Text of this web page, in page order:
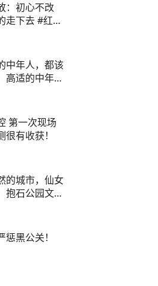
：初心不改
走下去 #红船
中年人，都该
高适的中年逆
第一次现场
有收获！
的城市，仙女
抱石公园文化
黑公关！